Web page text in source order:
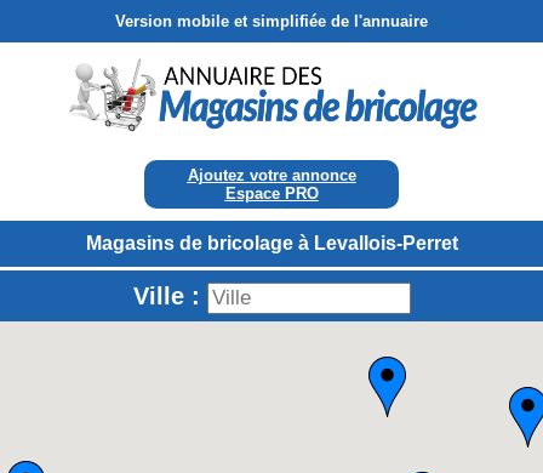
Version mobile et simplifiée de l'annuaire
Ajoutez votre annonce
Espace PRO
Magasins de bricolage à Levallois-Perret
Ville :